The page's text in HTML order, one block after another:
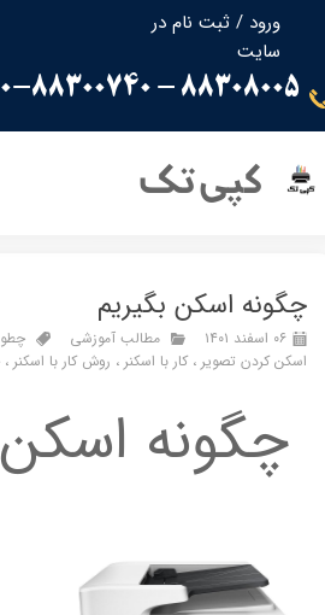
ورود / ثبت نام در
سایت
حساب کاربری من
تغییر گذر واژه
سفارشات
88308005 - 88300710-88300740
کپی تک
چگونه اسکن بگیریم
۰۶ اسفند ۱۴۰۱ مطالب آموزشی
اسکن کردن تصویر ، کار با اسکنر ، روش کار با اسکنر ،
چگونه اسکن